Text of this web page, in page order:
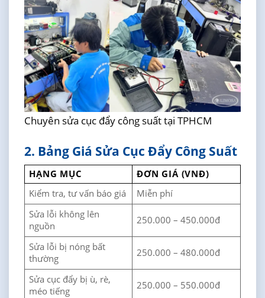
Chuyên sửa cục đẩy công suất tại TPHCM
2. Bảng Giá Sửa Cục Đẩy Công Suất
HẠNG MỤC
ĐƠN GIÁ (VNĐ)
Kiểm tra, tư vấn báo giá
Miễn phí
Sửa lỗi không lên
nguồn
250.000 – 450.000đ
Sửa lỗi bị nóng bất
thường
250.000 – 480.000đ
Sửa cục đẩy bị ù, rè,
méo tiếng
250.000 – 550.000đ